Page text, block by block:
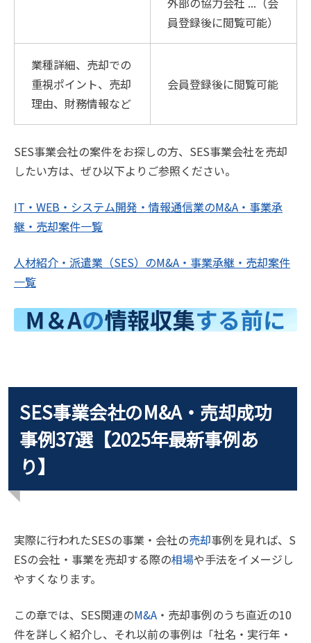
員登録後に閲覧可能）
業種詳細、売却での
重視ポイント、売却
理由、財務情報など
会員登録後に閲覧可能
SES事業会社の案件をお探しの方、SES事業会社を売却
したい方は、ぜひ以下よりご参照ください。
IT・WEB・システム開発・情報通信業のM&A・事業承
継・売却案件一覧
人材紹介・派遣業（SES）のM&A・事業承継・売却案件
一覧
SES事業会社のM&A・売却成功
事例37選【2025年最新事例あ
り】
実際に行われたSESの事業・会社の売却事例を見れば、S
ESの会社・事業を売却する際の相場や手法をイメージし
やすくなります。
この章では、SES関連のM&A ・売却事例のうち直近の10
件を詳しく紹介し、それ以前の事例は「社名・実行年・